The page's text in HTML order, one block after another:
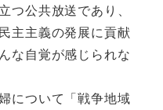
つ公共放送であり、
主主義の発展に貢献
な自覚が感じられな
について「戦争地域